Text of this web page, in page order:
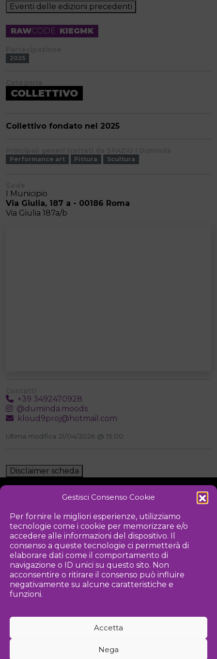
Gestisci Consenso Cookie
Per fornire le migliori esperienze, utilizziamo
tecnologie come i cookie per memorizzare e/o
accedere alle informazioni del dispositivo. Il
consenso a queste tecnologie ci permetterà di
elaborare dati come il comportamento di
navigazione o ID unici su questo sito. Non
acconsentire o ritirare il consenso può influire
negativamente su alcune caratteristiche e
funzioni.
Accetta
Nega
Eventi delle edizioni precedenti
RAWCODE KIEGMK
2025
COLLETTIVO
Collettivo fondato nel 2025
Performance art Pittura Scultura
I Municipio
Via Giulia, 187 a - 00186 Roma
Via Giulia 187a/b
+39 3492470928
@duminda.moods
kloud9proj@hotmail.com
Ultima modifica 21/04/2026 @ 15:00
Disclaimer scheda
PRIVACY POLICY
Iniziativa
Associazione culturale per la promozione delle arti visive